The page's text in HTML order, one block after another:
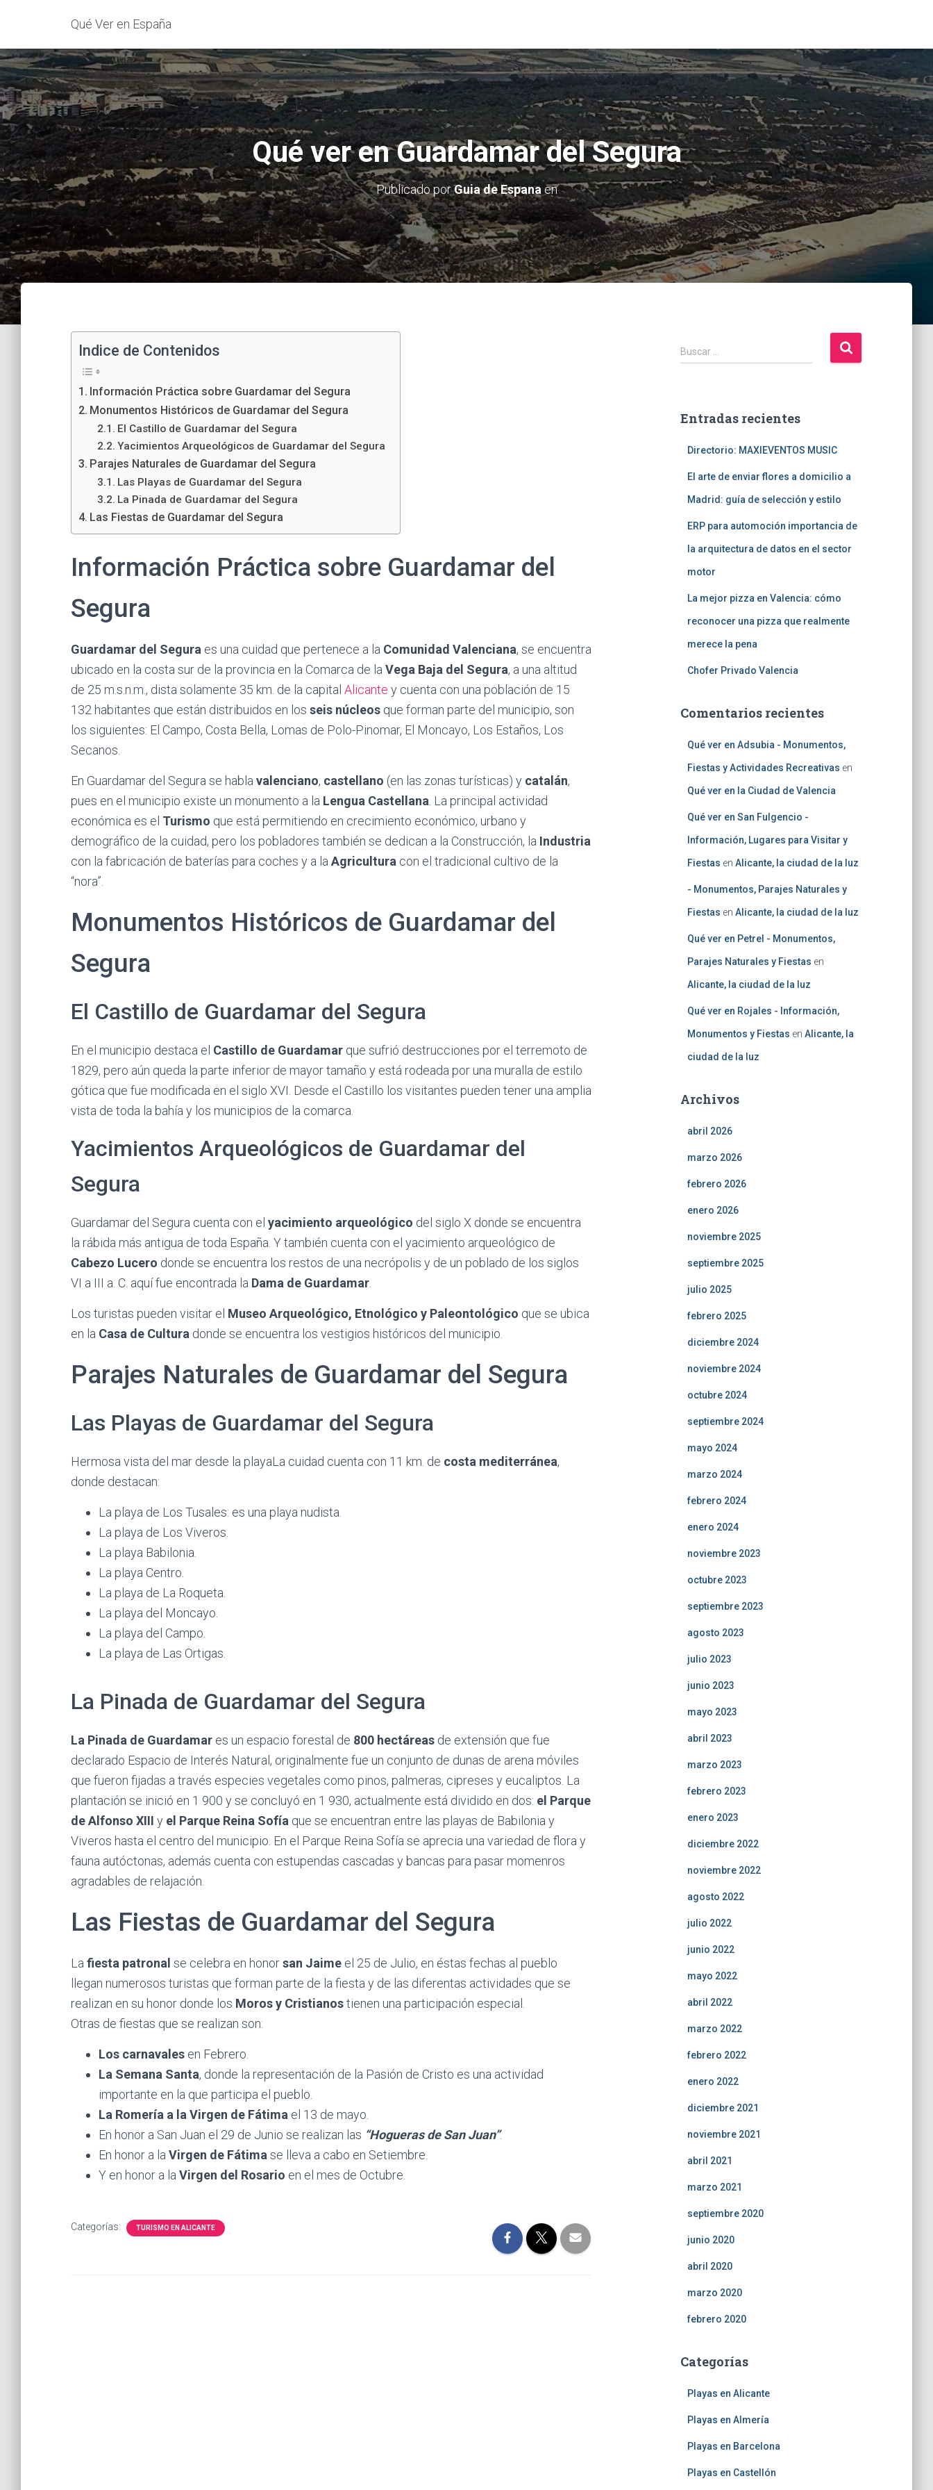
Qué Ver en España
Qué ver en Guardamar del Segura
Publicado porGuia de Espana en
Indice de Contenidos
Información Práctica sobre Guardamar del Segura
Monumentos Históricos de Guardamar del Segura
El Castillo de Guardamar del Segura
Yacimientos Arqueológicos de Guardamar del Segura
Parajes Naturales de Guardamar del Segura
Las Playas de Guardamar del Segura
La Pinada de Guardamar del Segura
Las Fiestas de Guardamar del Segura
Información Práctica sobre Guardamar del
Segura
Guardamar del Segura es una cuidad que pertenece a la Comunidad Valenciana, se encuentra
ubicado en la costa sur de la provincia en la Comarca de la Vega Baja del Segura, a una altitud
de 25 m.s.n.m., dista solamente 35 km. de la capital Alicante y cuenta con una población de 15
132 habitantes que están distribuidos en los seis núcleos que forman parte del municipio, son
los siguientes: El Campo, Costa Bella, Lomas de Polo-Pinomar, El Moncayo, Los Estaños, Los
Secanos.
En Guardamar del Segura se habla valenciano, castellano (en las zonas turísticas) y catalán,
pues en el municipio existe un monumento a la Lengua Castellana . La principal actividad
económica es el Turismo que está permitiendo en crecimiento económico, urbano y
demográfico de la cuidad, pero los pobladores también se dedican a la Construcción, la Industria
con la fabricación de baterías para coches y a la Agricultura con el tradicional cultivo de la
“nora”.
Monumentos Históricos de Guardamar del
Segura
El Castillo de Guardamar del Segura
En el municipio destaca el Castillo de Guardamar que sufrió destrucciones por el terremoto de
1829, pero aún queda la parte inferior de mayor tamaño y está rodeada por una muralla de estilo
gótica que fue modificada en el siglo XVI. Desde el Castillo los visitantes pueden tener una amplia
vista de toda la bahía y los municipios de la comarca.
Yacimientos Arqueológicos de Guardamar del
Segura
Guardamar del Segura cuenta con el yacimiento arqueológico del siglo X donde se encuentra
la rábida más antigua de toda España. Y también cuenta con el yacimiento arqueológico de
Cabezo Lucero donde se encuentra los restos de una necrópolis y de un poblado de los siglos
VI a III a. C. aquí fue encontrada la Dama de Guardamar
Los turistas pueden visitar el Museo Arqueológico, Etnológico y Paleontológico que se ubica
en la Casa de Cultura donde se encuentra los vestigios históricos del municipio.
Parajes Naturales de Guardamar del Segura
Las Playas de Guardamar del Segura
Hermosa vista del mar desde la playaLa cuidad cuenta con 11 km. de costa mediterránea,
donde destacan:
La playa de Los Tusales: es una playa nudista.
La playa de Los Viveros.
La playa Babilonia.
La playa Centro.
La playa de La Roqueta.
La playa del Moncayo.
La playa del Campo.
La playa de Las Ortigas.
La Pinada de Guardamar del Segura
La Pinada de Guardamar es un espacio forestal de 800 hectáreas de extensión que fue
declarado Espacio de Interés Natural, originalmente fue un conjunto de dunas de arena móviles
que fueron fijadas a través especies vegetales como pinos, palmeras, cipreses y eucaliptos. La
plantación se inició en 1 900 y se concluyó en 1 930, actualmente está dividido en dos: el Parque
de Alfonso XIII y el Parque Reina Sofía que se encuentran entre las playas de Babilonia y
Viveros hasta el centro del municipio. En el Parque Reina Sofía se aprecia una variedad de flora y
fauna autóctonas, además cuenta con estupendas cascadas y bancas para pasar momenros
agradables de relajación.
Las Fiestas de Guardamar del Segura
La fiesta patronal se celebra en honorsan Jaime el 25 de Julio, en éstas fechas al pueblo
llegan numerosos turistas que forman parte de la fiesta y de las diferentas actividades que se
realizan en su honor donde los Moros y Cristianostienen una participación especial.
Otras de fiestas que se realizan son:
Los carnavales en Febrero.
La Semana Santa, donde la representación de la Pasión de Cristo es una actividad
importante en la que participa el pueblo.
La Romería a la Virgen de Fátima el 13 de mayo.
En honor a San Juan el 29 de Junio se realizan las “Hogueras de San Juan”.
En honor a la Virgen de Fátima se lleva a cabo en Setiembre.
Y en honor a la Virgen del Rosario en el mes de Octubre.
Categorías: TURISMO EN ALICANTE
B
u
r
Buscar …
Entradas recientes
Directorio: MAXIEVENTOS MUSIC
El arte de enviar flores a domicilio a
Madrid: guía de selección y estilo
ERP para automoción importancia de
la arquitectura de datos en el sector
motor
La mejor pizza en Valencia: cómo
reconocer una pizza que realmente
merece la pena
Chofer Privado Valencia
Comentarios recientes
Qué ver en Adsubia - Monumentos,
Fiestas y Actividades Recreativas en
Qué ver en la Ciudad de Valencia
Qué ver en San Fulgencio -
Información, Lugares para Visitar y
Fiestas en Alicante, la ciudad de la luz
- Monumentos, Parajes Naturales y
Fiestas en Alicante, la ciudad de la luz
Qué ver en Petrel - Monumentos,
Parajes Naturales y Fiestas en
Alicante, la ciudad de la luz
Qué ver en Rojales - Información,
Monumentos y Fiestas en Alicante, la
ciudad de la luz
Archivos
abril 2026
marzo 2026
febrero 2026
enero 2026
noviembre 2025
septiembre 2025
julio 2025
febrero 2025
diciembre 2024
noviembre 2024
octubre 2024
septiembre 2024
mayo 2024
marzo 2024
febrero 2024
enero 2024
noviembre 2023
octubre 2023
septiembre 2023
agosto 2023
julio 2023
junio 2023
mayo 2023
abril 2023
marzo 2023
febrero 2023
enero 2023
diciembre 2022
noviembre 2022
agosto 2022
julio 2022
junio 2022
mayo 2022
abril 2022
marzo 2022
febrero 2022
enero 2022
diciembre 2021
noviembre 2021
abril 2021
marzo 2021
septiembre 2020
junio 2020
abril 2020
marzo 2020
febrero 2020
Categorías
Playas en Alicante
Playas en Almería
Playas en Barcelona
Playas en Castellón